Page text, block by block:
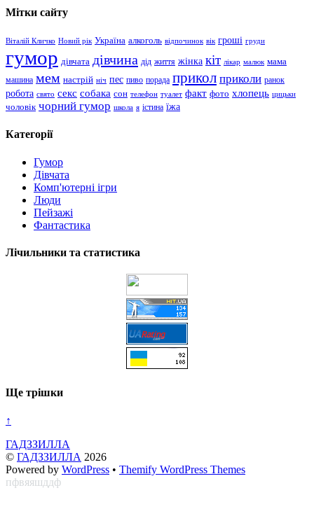
Мітки сайту
Віталій Кличко Новий рік Україна алкоголь відпочинок вік гроші груди
гумор дівчата дівчина дід життя жінка кіт лікар малюк мама
машина мем настрій ніч пес пиво порада прикол приколи ранок
робота свято секс собака сон телефон туалет факт фото хлопець цицьки
чоловік чорний гумор школа я істина їжа
Категорії
Гумор
Дівчата
Комп'ютерні ігри
Люди
Пейзажі
Фантастика
Лічильники та статистика
Ще трішки
↑
ГАДЗЗИЛЛА
© ГАДЗЗИЛЛА 2026
Powered by WordPress • Themify WordPress Themes
пфвяяшддф